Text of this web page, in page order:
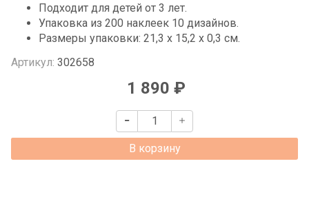
Подходит для детей от 3 лет.
Упаковка из 200 наклеек 10 дизайнов.
Размеры упаковки: 21,3 x 15,2 x 0,3 см.
Артикул: 302658
1 890 ₽
В корзину